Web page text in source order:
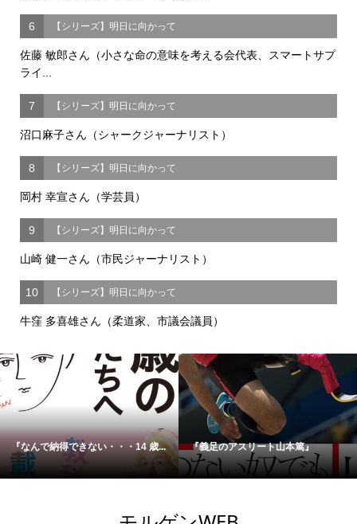
6 【シリーズ】明日に向かって
佐藤 敏郎さん（小さな命の意味を考える会代表、スマートサプ
ライ...
7 【シリーズ】明日に向かって
沼口麻子さん（シャークジャーナリスト）
8 【シリーズ】明日に向かって
岡村 幸宣さん（学芸員）
9 【シリーズ】明日に向かって
山崎 健一さん（市民ジャーナリスト）
10 【シリーズ】明日に向かって
牛窪 多喜雄さん（柔道家、市議会議員）
『なんで納得できない・・・14 歳... 『義足のアスリート山本篤』